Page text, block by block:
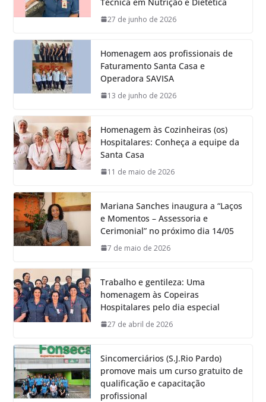
27 de junho de 2026
Homenagem aos profissionais de
Faturamento Santa Casa e
Operadora SAVISA
13 de junho de 2026
Homenagem às Cozinheiras (os)
Hospitalares: Conheça a equipe da
Santa Casa
11 de maio de 2026
Mariana Sanches inaugura a “Laços
e Momentos – Assessoria e
Cerimonial” no próximo dia 14/05
7 de maio de 2026
Trabalho e gentileza: Uma
homenagem às Copeiras
Hospitalares pelo dia especial
27 de abril de 2026
Sincomerciários (S.J.Rio Pardo)
promove mais um curso gratuito de
qualificação e capacitação
profissional